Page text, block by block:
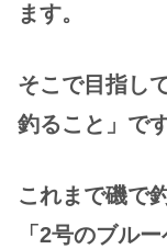
ます。
そこで目指し
釣ること 」で
これまで磯で
「2号のブル